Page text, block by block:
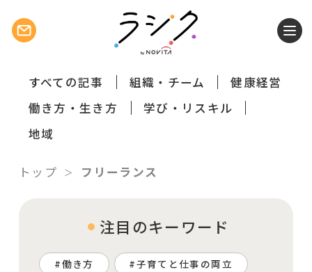
すべての記事 組織・チーム
健康経営
働き方・生き方
学び・リスキル
地域
トップ フリーランス
注目のキーワード
働き方 子育てと仕事の両立